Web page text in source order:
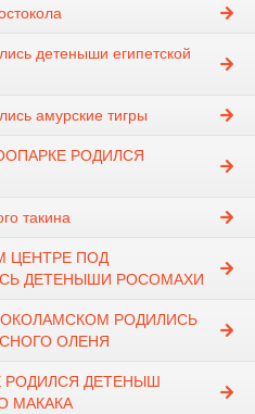
детеныши египетской
амурские тигры
РОДИЛСЯ
такина
ЦЕНТРЕ ПОД
ДЕТЕНЫШИ РОСОМАХИ
РОДИЛИСЬ
ОЛЕНЯ
РОДИЛСЯ ДЕТЕНЫШ
МАКАКА